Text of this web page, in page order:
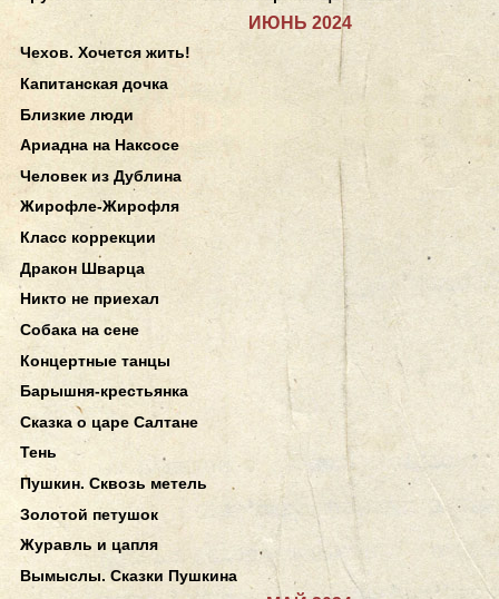
ИЮНЬ 2024
Чехов. Хочется жить!
Капитанская дочка
Близкие люди
Ариадна на Наксосе
Человек из Дублина
Жирофле-Жирофля
Класс коррекции
Дракон Шварца
Никто не приехал
Собака на сене
Концертные танцы
Барышня-крестьянка
Сказка о царе Салтане
Тень
Пушкин. Сквозь метель
Золотой петушок
Журавль и цапля
Вымыслы. Сказки Пушкина